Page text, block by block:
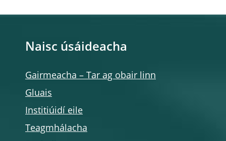
Naisc úsáideacha
Gairmeacha – Tar ag obair linn
Gluais
Institiúidí eile
Teagmhálacha